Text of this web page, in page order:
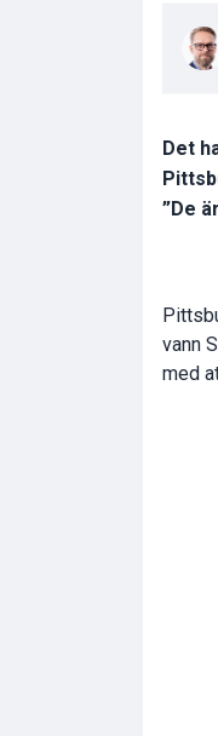
Det
”De
vann
med